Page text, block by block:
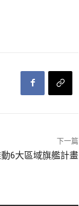
下一篇
6大區域旗艦計畫